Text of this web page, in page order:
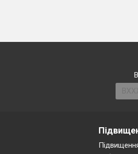
3
Підвищення